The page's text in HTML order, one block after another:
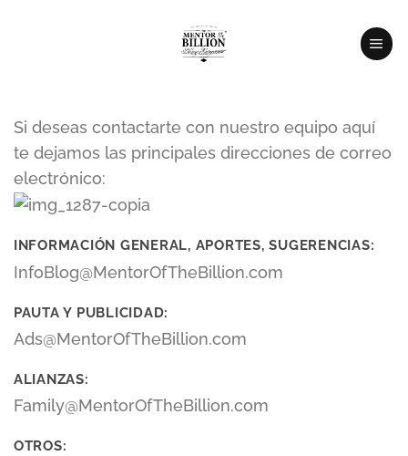
Si deseas contactarte con nuestro equipo aquí
te dejamos las principales direcciones de correo
electrónico:
INFORMACIÓN GENERAL, APORTES, SUGERENCIAS:
InfoBlog@MentorOfTheBillion.com
PAUTA Y PUBLICIDAD:
Ads@MentorOfTheBillion.com
ALIANZAS:
Family@MentorOfTheBillion.com
OTROS: